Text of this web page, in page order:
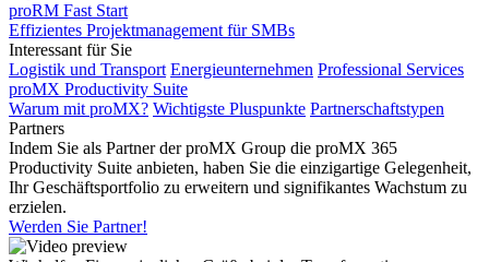
proRM Fast Start
Effizientes Projektmanagement für SMBs
Interessant für Sie
Logistik und Transport Energieunternehmen Professional Services
proMX Productivity Suite
Warum mit proMX? Wichtigste Pluspunkte Partnerschaftstypen
Partners
Indem Sie als Partner der proMX Group die proMX 365
Productivity Suite anbieten, haben Sie die einzigartige Gelegenheit,
Ihr Geschäftsportfolio zu erweitern und signifikantes Wachstum zu
erzielen.
Werden Sie Partner!